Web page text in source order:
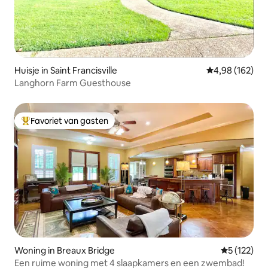
Huisje in Saint Francisville Gemiddelde
4,98 (162)
Langhorn Farm Guesthouse
Topfavoriet van gasten
Favoriet van gasten
Woning in Breaux Bridge
5 (122)
Een ruime woning met 4 slaapkamers en een zwembad!